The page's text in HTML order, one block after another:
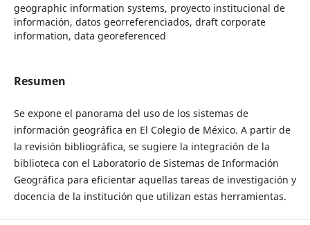
geographic information systems, proyecto institucional de
información, datos georreferenciados, draft corporate
information, data georeferenced
Resumen
Se expone el panorama del uso de los sistemas de
información geográfica en El Colegio de México. A partir de
la revisión bibliográfica, se sugiere la integración de la
biblioteca con el Laboratorio de Sistemas de Información
Geográfica para eficientar aquellas tareas de investigación y
docencia de la institución que utilizan estas herramientas.